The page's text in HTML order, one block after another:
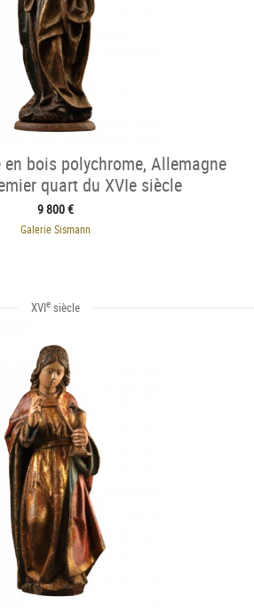
bois polychrome, Allemagne
quart du XVIe siècle
9 800 €
Galerie Sismann
XVIesiècle